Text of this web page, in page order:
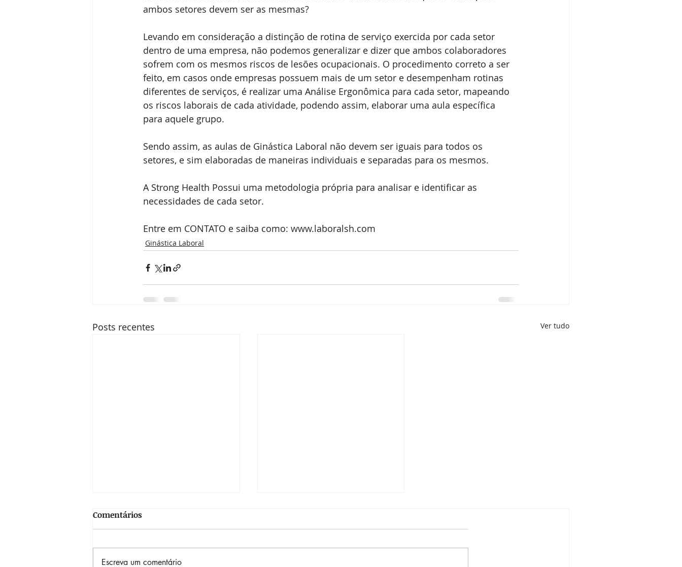
ambos setores devem ser as mesmas?
Levando em consideração a distinção de rotina de serviço exercida por cada setor
dentro de uma empresa, não podemos generalizar e dizer que ambos colaboradores
sofrem com os mesmos riscos de lesões ocupacionais. O procedimento correto a ser
feito, em casos onde empresas possuem mais de um setor e desempenham rotinas
diferentes de serviços, é realizar uma Análise Ergonômica para cada setor, mapeando
os riscos laborais de cada atividade, podendo assim, elaborar uma aula específica
para aquele grupo.
Sendo assim, as aulas de Ginástica Laboral não devem ser iguais para todos os
setores, e sim elaboradas de maneiras individuais e separadas para os mesmos.
A Strong Health Possui uma metodologia própria para analisar e identificar as
necessidades de cada setor.
Entre em CONTATO e saiba como: www.laboralsh.com
Ginástica Laboral
Posts recentes Ver tudo
Comentários
Escreva um comentário